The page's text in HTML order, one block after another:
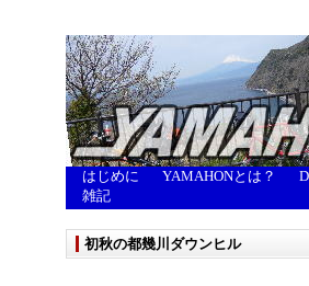
はじめに YAMAHONとは？
雑記
初秋の都幾川ダウンヒル